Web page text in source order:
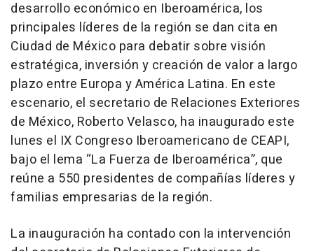
desarrollo económico en Iberoamérica, los
principales líderes de la región se dan cita en
Ciudad de México para debatir sobre visión
estratégica, inversión y creación de valor a largo
plazo entre Europa y América Latina. En este
escenario, el secretario de Relaciones Exteriores
de México, Roberto Velasco, ha inaugurado este
lunes el IX Congreso Iberoamericano de CEAPI,
bajo el lema “La Fuerza de Iberoamérica”, que
reúne a 550 presidentes de compañías líderes y
familias empresarias de la región.
La inauguración ha contado con la intervención